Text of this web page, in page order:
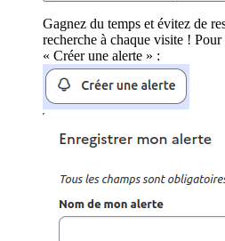
Gagnez du temps et évitez de
recherche à chaque visite !
« Créer une alerte » :